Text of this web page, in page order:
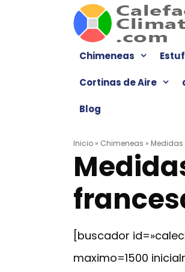
Chimeneas
Cortinas de Aire
Blog
Inicio » Chimeneas »
[buscador
maximo=1500